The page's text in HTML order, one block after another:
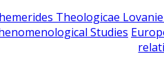
Theologicae
Studies